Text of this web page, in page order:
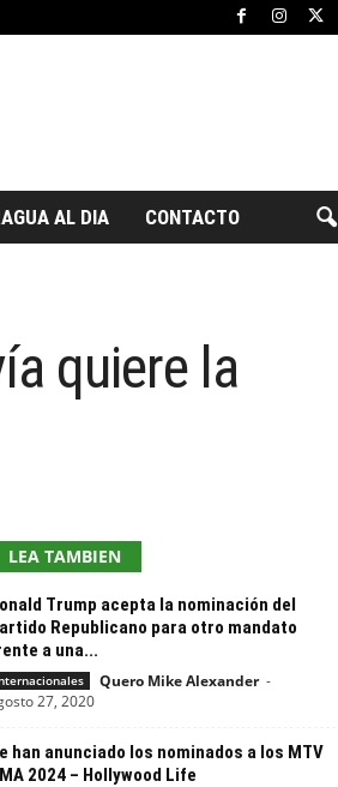
AL DIA CONTACTO
quiere la
LEA TAMBIEN
Trump acepta la nominación del
Republicano para otro mandato
a una...
Quero Mike Alexander -
27, 2020
han anunciado los nominados a los MTV
2024 – Hollywood Life